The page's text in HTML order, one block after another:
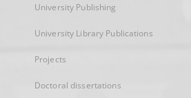
University Publishing
University Library Publications
Projects
Doctoral dissertations